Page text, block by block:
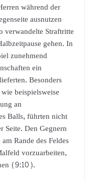
während der
ausnutzen
Straftritte
gehen. In
zunehmend
ein
Besonders
beispielsweise
an
Balls, führten nicht
Seite. Den Gegnern
Rande des Feldes
vorzuarbeiten,
(9:10).